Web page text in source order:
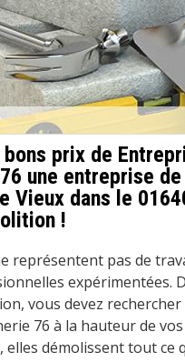
prix de
une entreprise
Vieux dans le
!
représentent pas de
expérimentées.
vous devez rechercher
76 à la hauteur de
démolissent tout ce